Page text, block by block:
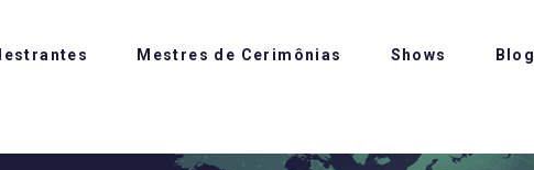
Mestres de Cerimônias Shows Blog